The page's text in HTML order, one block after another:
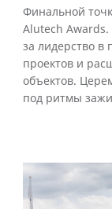
Финальной
Alutech
за лидерство
проектов и
объектов.
под ритмы